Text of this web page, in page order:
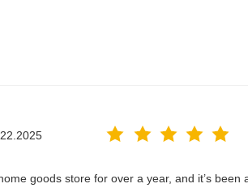
goods store for over a year, and it’s